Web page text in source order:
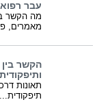
עבר
מה הקשר
מאמרים,
הקשר
ותיפקודית
תאונות